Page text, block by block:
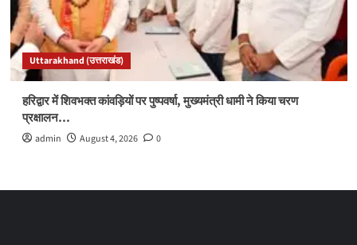
Uttarakhand (उत्तराखंड)
हरिद्वार में शिवभक्त कांवड़ियों पर पुष्पवर्षा, मुख्यमंत्री धामी ने किया चरण
प्रक्षालन…
admin August 4, 2026 0